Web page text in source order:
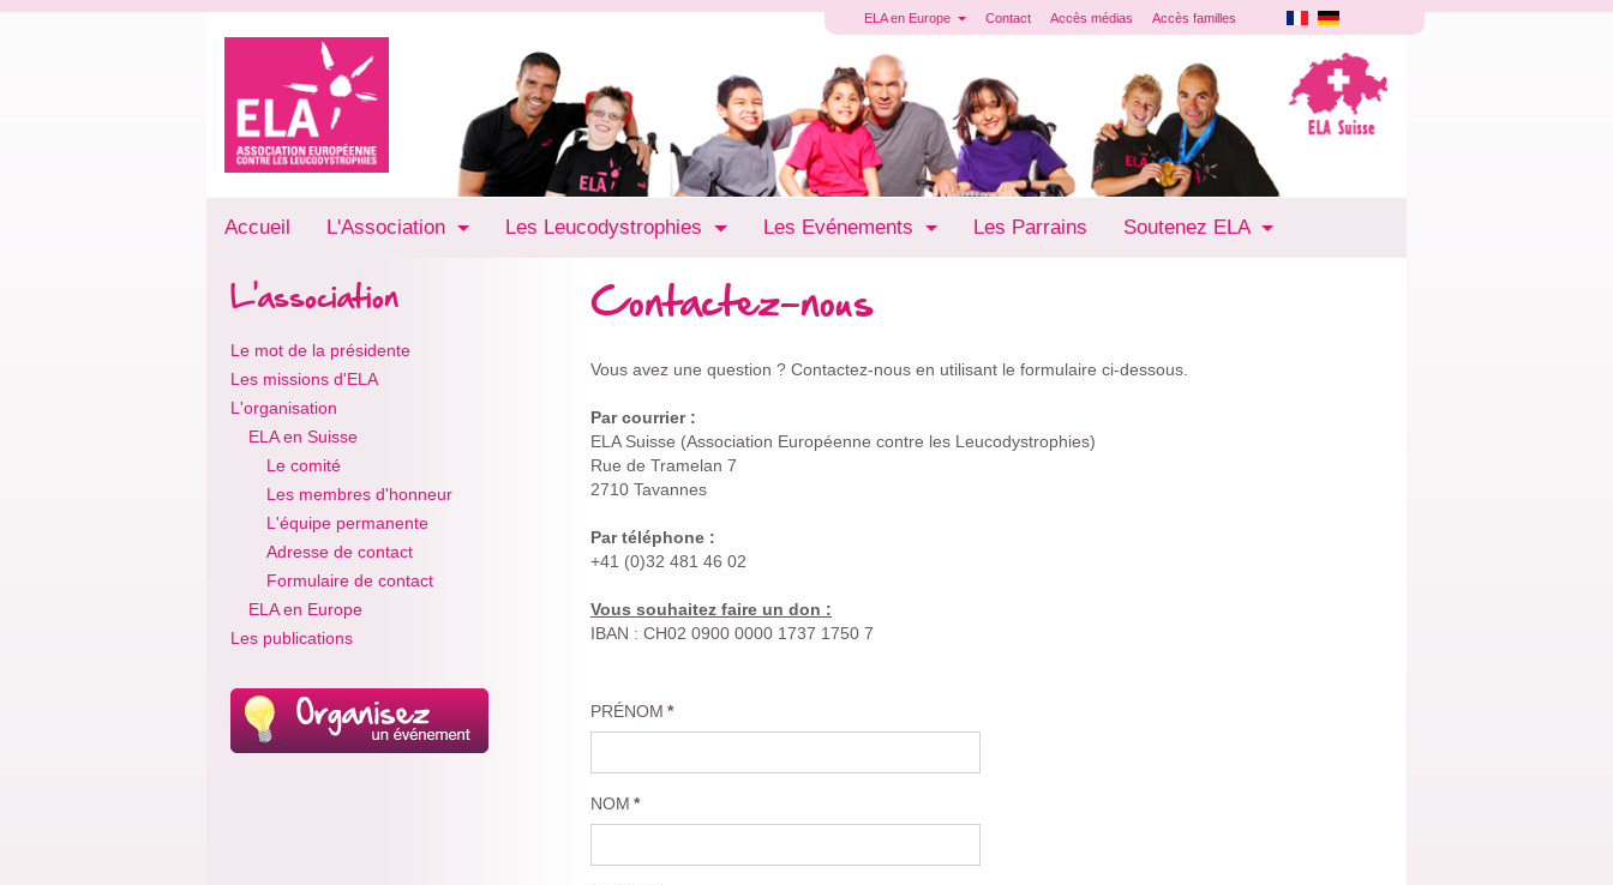
ELA en Europe Contact Accès médias Accès familles
Accueil L'Association Les Leucodystrophies Les Evénements Les Parrains Soutenez ELA
L'association
Le mot de la présidente
Les missions d'ELA
L'organisation
ELA en Suisse
Le comité
Les membres d'honneur
L'équipe permanente
Adresse de contact
Formulaire de contact
ELA en Europe
Les publications
Contactez-nous
Vous avez une question ? Contactez-nous en utilisant le formulaire ci-dessous.
Par courrier :
ELA Suisse (Association Européenne contre les Leucodystrophies)
Rue de Tramelan 7
2710 Tavannes
Par téléphone :
+41 (0)32 481 46 02
Vous souhaitez faire un don :
IBAN : CH02 0900 0000 1737 1750 7
PRÉNOM *
NOM *